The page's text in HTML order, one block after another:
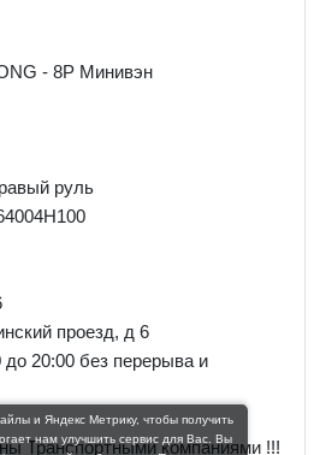
- 8P Минивэн
руль
проезд, д 6
до 20:00 без перерыва и
Транспортными компаниями !!!
и Яндекс Метрику, чтобы получить
нам улучшить сервис для Вас. Вы